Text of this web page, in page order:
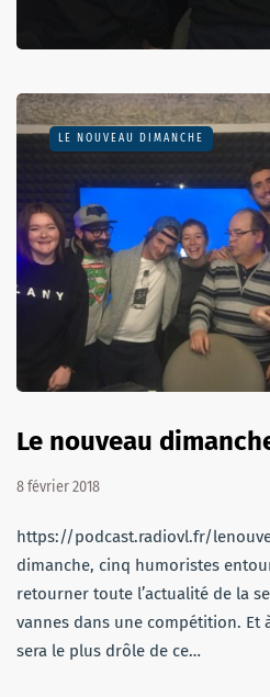
LE NOUVEAU DIMANCHE
Le nouveau
8 février 2018
https://podcast.radiovl.fr/
dimanche, cinq humoristes
retourner toute l’actualité de la
vannes dans une compétition. Et
sera le plus drôle de ce…